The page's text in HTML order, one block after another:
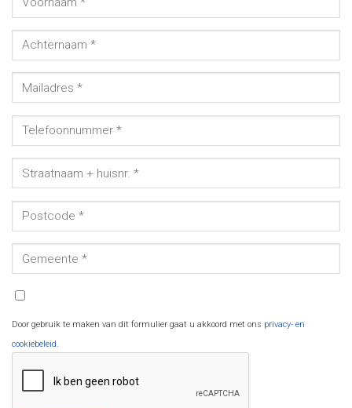
Door gebruik te maken van dit formulier gaat u akkoord met ons privacy- en
cookiebeleid